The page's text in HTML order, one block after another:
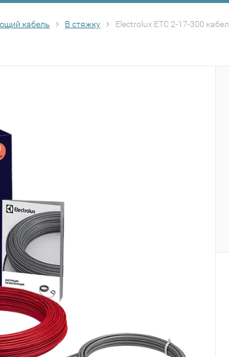
кабель В стяжку Electrolux ETC 2-17-300